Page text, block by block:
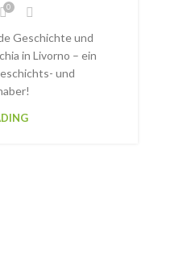
0
Geschichte und
in Livorno – ein
und